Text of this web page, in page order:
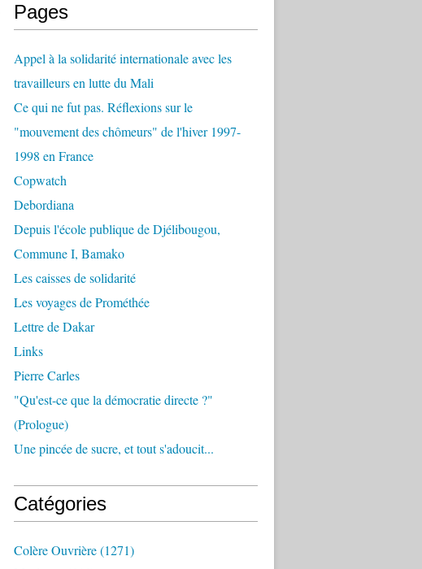
Pages
Appel à la solidarité internationale avec les
travailleurs en lutte du Mali
Ce qui ne fut pas. Réflexions sur le
"mouvement des chômeurs" de l'hiver 1997-
1998 en France
Copwatch
Debordiana
Depuis l'école publique de Djélibougou,
Commune I, Bamako
Les caisses de solidarité
Les voyages de Prométhée
Lettre de Dakar
Links
Pierre Carles
"Qu'est-ce que la démocratie directe ?"
(Prologue)
Une pincée de sucre, et tout s'adoucit...
Catégories
Colère Ouvrière(1271)